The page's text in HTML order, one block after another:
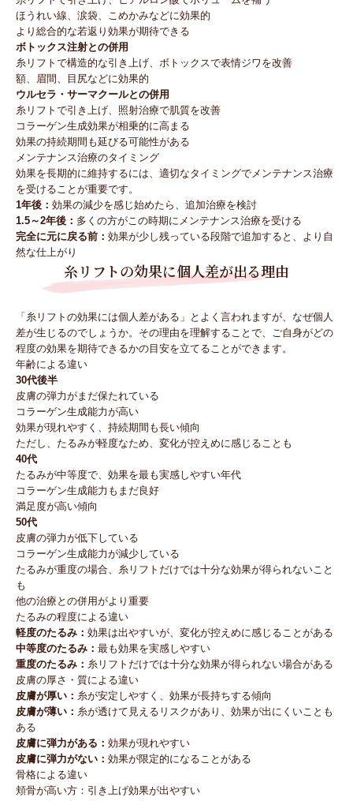
ほうれい線、涙袋、こめかみなどに効果的
より総合的な若返り効果が期待できる
ボトックス注射との併用
糸リフトで構造的な引き上げ、ボトックスで表情ジワを改善
額、眉間、目尻などに効果的
ウルセラ・サーマクールとの併用
糸リフトで引き上げ、照射治療で肌質を改善
コラーゲン生成効果が相乗的に高まる
効果の持続期間も延びる可能性がある
メンテナンス治療のタイミング
効果を長期的に維持するには、適切なタイミングでメンテナンス治療
を受けることが重要です。
1年後： 効果の減少を感じ始めたら、追加治療を検討
1.5～2年後： 多くの方がこの時期にメンテナンス治療を受ける
完全に元に戻る前： 効果が少し残っている段階で追加すると、より自
然な仕上がり
糸リフトの効果に個人差が出る理由
「糸リフトの効果には個人差がある」とよく言われますが、なぜ個人
差が生じるのでしょうか。その理由を理解することで、ご自身がどの
程度の効果を期待できるかの目安を立てることができます。
年齢による違い
30代後半
皮膚の弾力がまだ保たれている
コラーゲン生成能力が高い
効果が現れやすく、持続期間も長い傾向
ただし、たるみが軽度なため、変化が控えめに感じることも
40代
たるみが中等度で、効果を最も実感しやすい年代
コラーゲン生成能力もまだ良好
満足度が高い傾向
50代
皮膚の弾力が低下している
コラーゲン生成能力が減少している
たるみが重度の場合、糸リフトだけでは十分な効果が得られないこと
も
他の治療との併用がより重要
たるみの程度による違い
軽度のたるみ： 効果は出やすいが、変化が控えめに感じることがある
中等度のたるみ： 最も効果を実感しやすい
重度のたるみ： 糸リフトだけでは十分な効果が得られない場合がある
皮膚の厚さ・質による違い
皮膚が厚い： 糸が安定しやすく、効果が長持ちする傾向
皮膚が薄い： 糸が透けて見えるリスクがあり、効果が出にくいことも
ある
皮膚に弾力がある： 効果が現れやすい
皮膚に弾力がない： 効果が限定的になることがある
骨格による違い
頬骨が高い方：引き上げ効果が出やすい